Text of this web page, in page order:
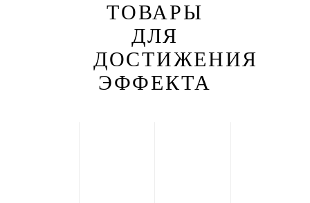
ТОВАРЫ
ДЛЯ
ДОСТИЖЕНИЯ
ЭФФЕКТА